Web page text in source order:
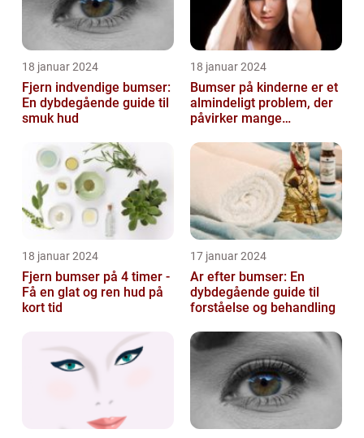
18 januar 2024
Fjern indvendige bumser:
En dybdegående guide til
smuk hud
18 januar 2024
Bumser på kinderne er et
almindeligt problem, der
påvirker mange
aldre og ba...
18 januar 2024
Fjern bumser på 4 timer -
Få en glat og ren hud på
kort tid
17 januar 2024
Ar efter bumser: En
dybdegående guide til
forståelse og behandling